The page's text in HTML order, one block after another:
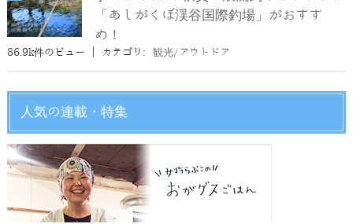
「あしがくぼ渓谷国際釣場」がおすす
め！
86.9k件のビュー カテゴリ: 観光/アウトドア
人気の連載・特集